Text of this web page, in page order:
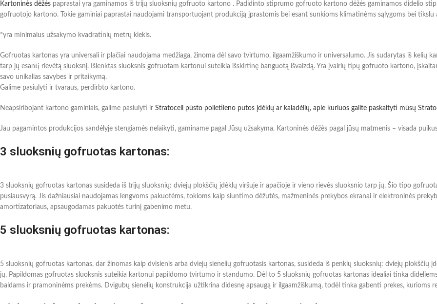
Kartoninės dėžės paprastai yra gaminamos iš trijų sluoksnių gofruoto kartono . Padidinto stiprumo gofruoto kartono dėžės gaminamos didelio
gofruotojo kartono. Tokie gaminiai paprastai naudojami transportuojant produkciją įprastomis bei esant sunkioms klimatinėms sąlygoms bei
*yra minimalus užsakymo kvadratinių metrų kiekis.
Gofruotas kartonas yra universali ir plačiai naudojama medžiaga, žinoma dėl savo tvirtumo, ilgaamžiškumo ir universalumo. Jis sudarytas iš kelių
tarp jų esantį rievėtą sluoksnį. Išlenktas sluoksnis gofruotam kartonui suteikia išskirtinę banguotą išvaizdą. Yra įvairių tipų gofruoto kartono,
savo unikalias savybes ir pritaikymą.
Galime pasiulyti ir tvaraus, perdirbto kartono.
Neapsiribojant kartono gaminiais, galime pasiulyti ir Stratocell pūsto polietileno putos įdėklų ar kaladėlių, apie kuriuos galite paskaityti mūsų
Jau pagamintos produkcijos sandėlyje stengiamės nelaikyti, gaminame pagal Jūsų užsakyma. Kartoninės dėžės pagal jūsų matmenis – visada
3 sluoksnių gofruotas kartonas:
3 sluoksnių gofruotas kartonas susideda iš trijų sluoksnių: dviejų plokščių įdėklų viršuje ir apačioje ir vieno rievės sluoksnio tarp jų. Šio tipo
pusiausvyrą. Jis dažniausiai naudojamas lengvoms pakuotėms, tokioms kaip siuntimo dėžutės, mažmeninės prekybos ekranai ir elektroninės
amortizatoriaus, apsaugodamas pakuotės turinį gabenimo metu.
5 sluoksnių gofruotas kartonas:
5 sluoksnių gofruotas kartonas, dar žinomas kaip dvisienis arba dviejų sienelių gofruotasis kartonas, susideda iš penkių sluoksnių: dviejų plokščių
jų. Papildomas gofruotas sluoksnis suteikia kartonui papildomo tvirtumo ir standumo. Dėl to 5 sluoksnių gofruotas kartonas idealiai tinka
baldams ir pramoninėms prekėms. Dvigubų sienelių konstrukcija užtikrina didesnę apsaugą ir ilgaamžiškumą, todėl tinka gabenti prekes, kurioms